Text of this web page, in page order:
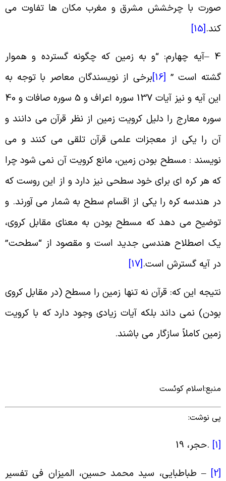
با چرخشش مشرق و مغرب مکان ها تفاوت می
.
[15]
آیه چهارم: “و به زمین که چگونه گسترده و هموار
است‏”
[16]
برخی از نویسندگان معاصر با توجه به
این آیه و نیز آیات 137 سوره اعراف و 5 سوره صافات و 40
معارج را دلیل کرویت زمین از نظر قرآن می دانند و
را یکی از معجزات علمی قرآن تلقی می کنند و می
: مسطح بودن زمین، مانع کرویت آن نمی شود چرا
هر کره ای برای خود سطحی نیز دارد و از این روست که
هندسه کره را یکی از اقسام سطح به شمار می آورند. و
می دهد که مسطح بودن به معنای مقابل کروی،
اصطلاح هندسی جدید است و مقصود از “سطحت”
آیه گسترش است.
[17]
این که: قرآن نه تنها زمین را مسطح (در مقابل کروی
نمی داند بلکه آیات زیادی وجود دارد که با کرویت
کاملاً سازگار می باشند.
کوئست
نوشت:
. حجر، 19
–طباطبایى، سید محمد حسین، المیزان فى تفسیر